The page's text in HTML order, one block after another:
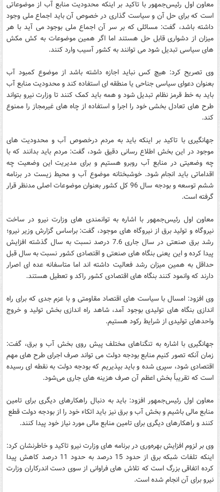
معاون اول رئیس‌جمهور با تاکید بر اینکه محدودیت منابع آب از موضوعاتی
است که برای حل آن و سیاست گذاری در خصوص آن باید اجماع ملی وجود
داشته باشد، گفت: مسائلی که بر سر آن اجماع ملی بوجود می آید با هر
میزان از دشواری قابل حل هستند اما اگر همین موضوعات به کش مکش
های سیاسی تبدیل شود می توانند به کشور آسیب وارد کنند.
وی تصریح کرد: هیچ کس نباید اجازه داشته باشد از موضوع کمبود آب
بعنوان دعوای سیاسی جناحی یا منطقه ای استفاده کند و محدودیت منابع آب
باید به خط قرمز نظام تبدیل شود و همه باید کمک کنند تا وزارت نیرو بتواند
طرح های تعادل بخشی خود را اجرا و استفاده از چاه های غیرمجاز را ممنوع
کند.
جهانگیری با تاکید بر اینکه باید به مردم درخصوص آب و محدودیت های
موجود در این بخش اطلاع رسانی دقیق شود، گفت: مردم باید بدانند که با
چه وضعیتی در منابع آب روبرو هستیم و برای مدیریت این وضعیت چه
اقداماتی باید انجام شود. خوشبختانه موضوع آب و محیط زیست در برنامه
ششم توسعه و بودجه سال 96 کل کشور بعنوان موضوعات اصلی مدنظر قرار
گرفته است.
معاون اول رئیس‌جمهور با اشاره به توانمندی های وزارت نیرو در ساخت
نیروگاه و تولید برق از نیروگاه های موجود، گفت: براساس گزارش وزیر نیرو؛
رشد برق صنعتی در سال جاری 7.6 درصد نسبت به سال گذشته افزایش
پیدا کرده و این یعنی بنگاه های صنعتی و اقتصادی کشور نسبت به سال قبل
حداقل به همین میزان رشد فعالیت داشته اند اما متاسفانه عده ای اصرار
دارند که وانمود کنند بنگاه های اقتصادی کشور راکد و تعطیل هستند.
وی افزود: امسال با سیاست های اقتصاد مقاومتی و با عزم جدی که برای راه
اندازی بنگاه های تولیدی بوجود آمد، شاهد راه اندازی بخش تولید و خروج
واحدهای تولیدی از شرایط رکود هستیم.
جهانگیری با اشاره به تنگناهای مختلف پیش روی بخش آب و برق، گفت:
زمان آنکه تصور کنیم منابع بودجه دولت می تواند صرف اجرای طرح های مهم
اقتصادی شود، سپری شده و باید بپذیریم که بودجه دولت به نقطه ای رسیده
است که تقریباً بخش اعظم آن صرف هزینه های جاری می‌شود.
معاون اول رئیس‌جمهور افزود: باید به دنبال راهکارهای دیگری برای تامین
منابع مالی باشیم و بخش آب و برق نیز باید اتکاء خود را از بودجه دولت قطع
کنند و راهکارهای دیگری برای تامین منابع مالی مورد نیاز خود پیدا کنند.
وی بر لزوم افزایش بهره‌وری در برنامه های وزارت نیرو تاکید و خاطرنشان کرد:
اینکه تلفات شبکه برق از حدود 15 درصد به حدود 11 درصد کاهش پیدا
کرده اتفاقی بزرگ است که تلاش های فراوانی از سوی دست اندرکاران وزارت
نیرو برای آن انجام شده است.